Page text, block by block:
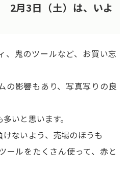
2月3日（土）は、いよ
、鬼のツールなど、お買い忘
の影響もあり、写真写りの良
いと思います。
ないよう、売場のほうも
ールをたくさん使って、赤と